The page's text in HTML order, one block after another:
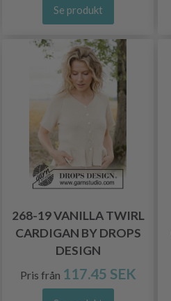
Se produkt
268-19 VANILLA TWIRL
CARDIGAN BY DROPS
DESIGN
Pris från 117.45 SEK